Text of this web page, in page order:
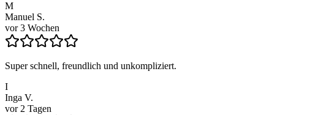
M
Manuel S.
vor 3 Wochen
Super schnell, freundlich und unkompliziert.
I
Inga V.
vor 2 Tagen